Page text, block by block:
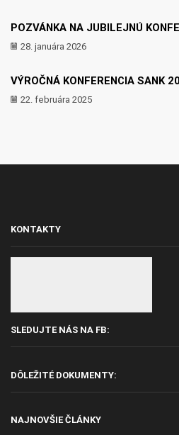
POZVÁNKA NA JUBILEJNÚ
28. januára 2026
VÝROČNÁ KONFERENCIA SANK
22. februára 2025
KONTAKTY
SLEDUJTE NÁS NA FB:
DÔLEŽITÉ DOKUMENTY:
NAJNOVŠIE ČLÁNKY